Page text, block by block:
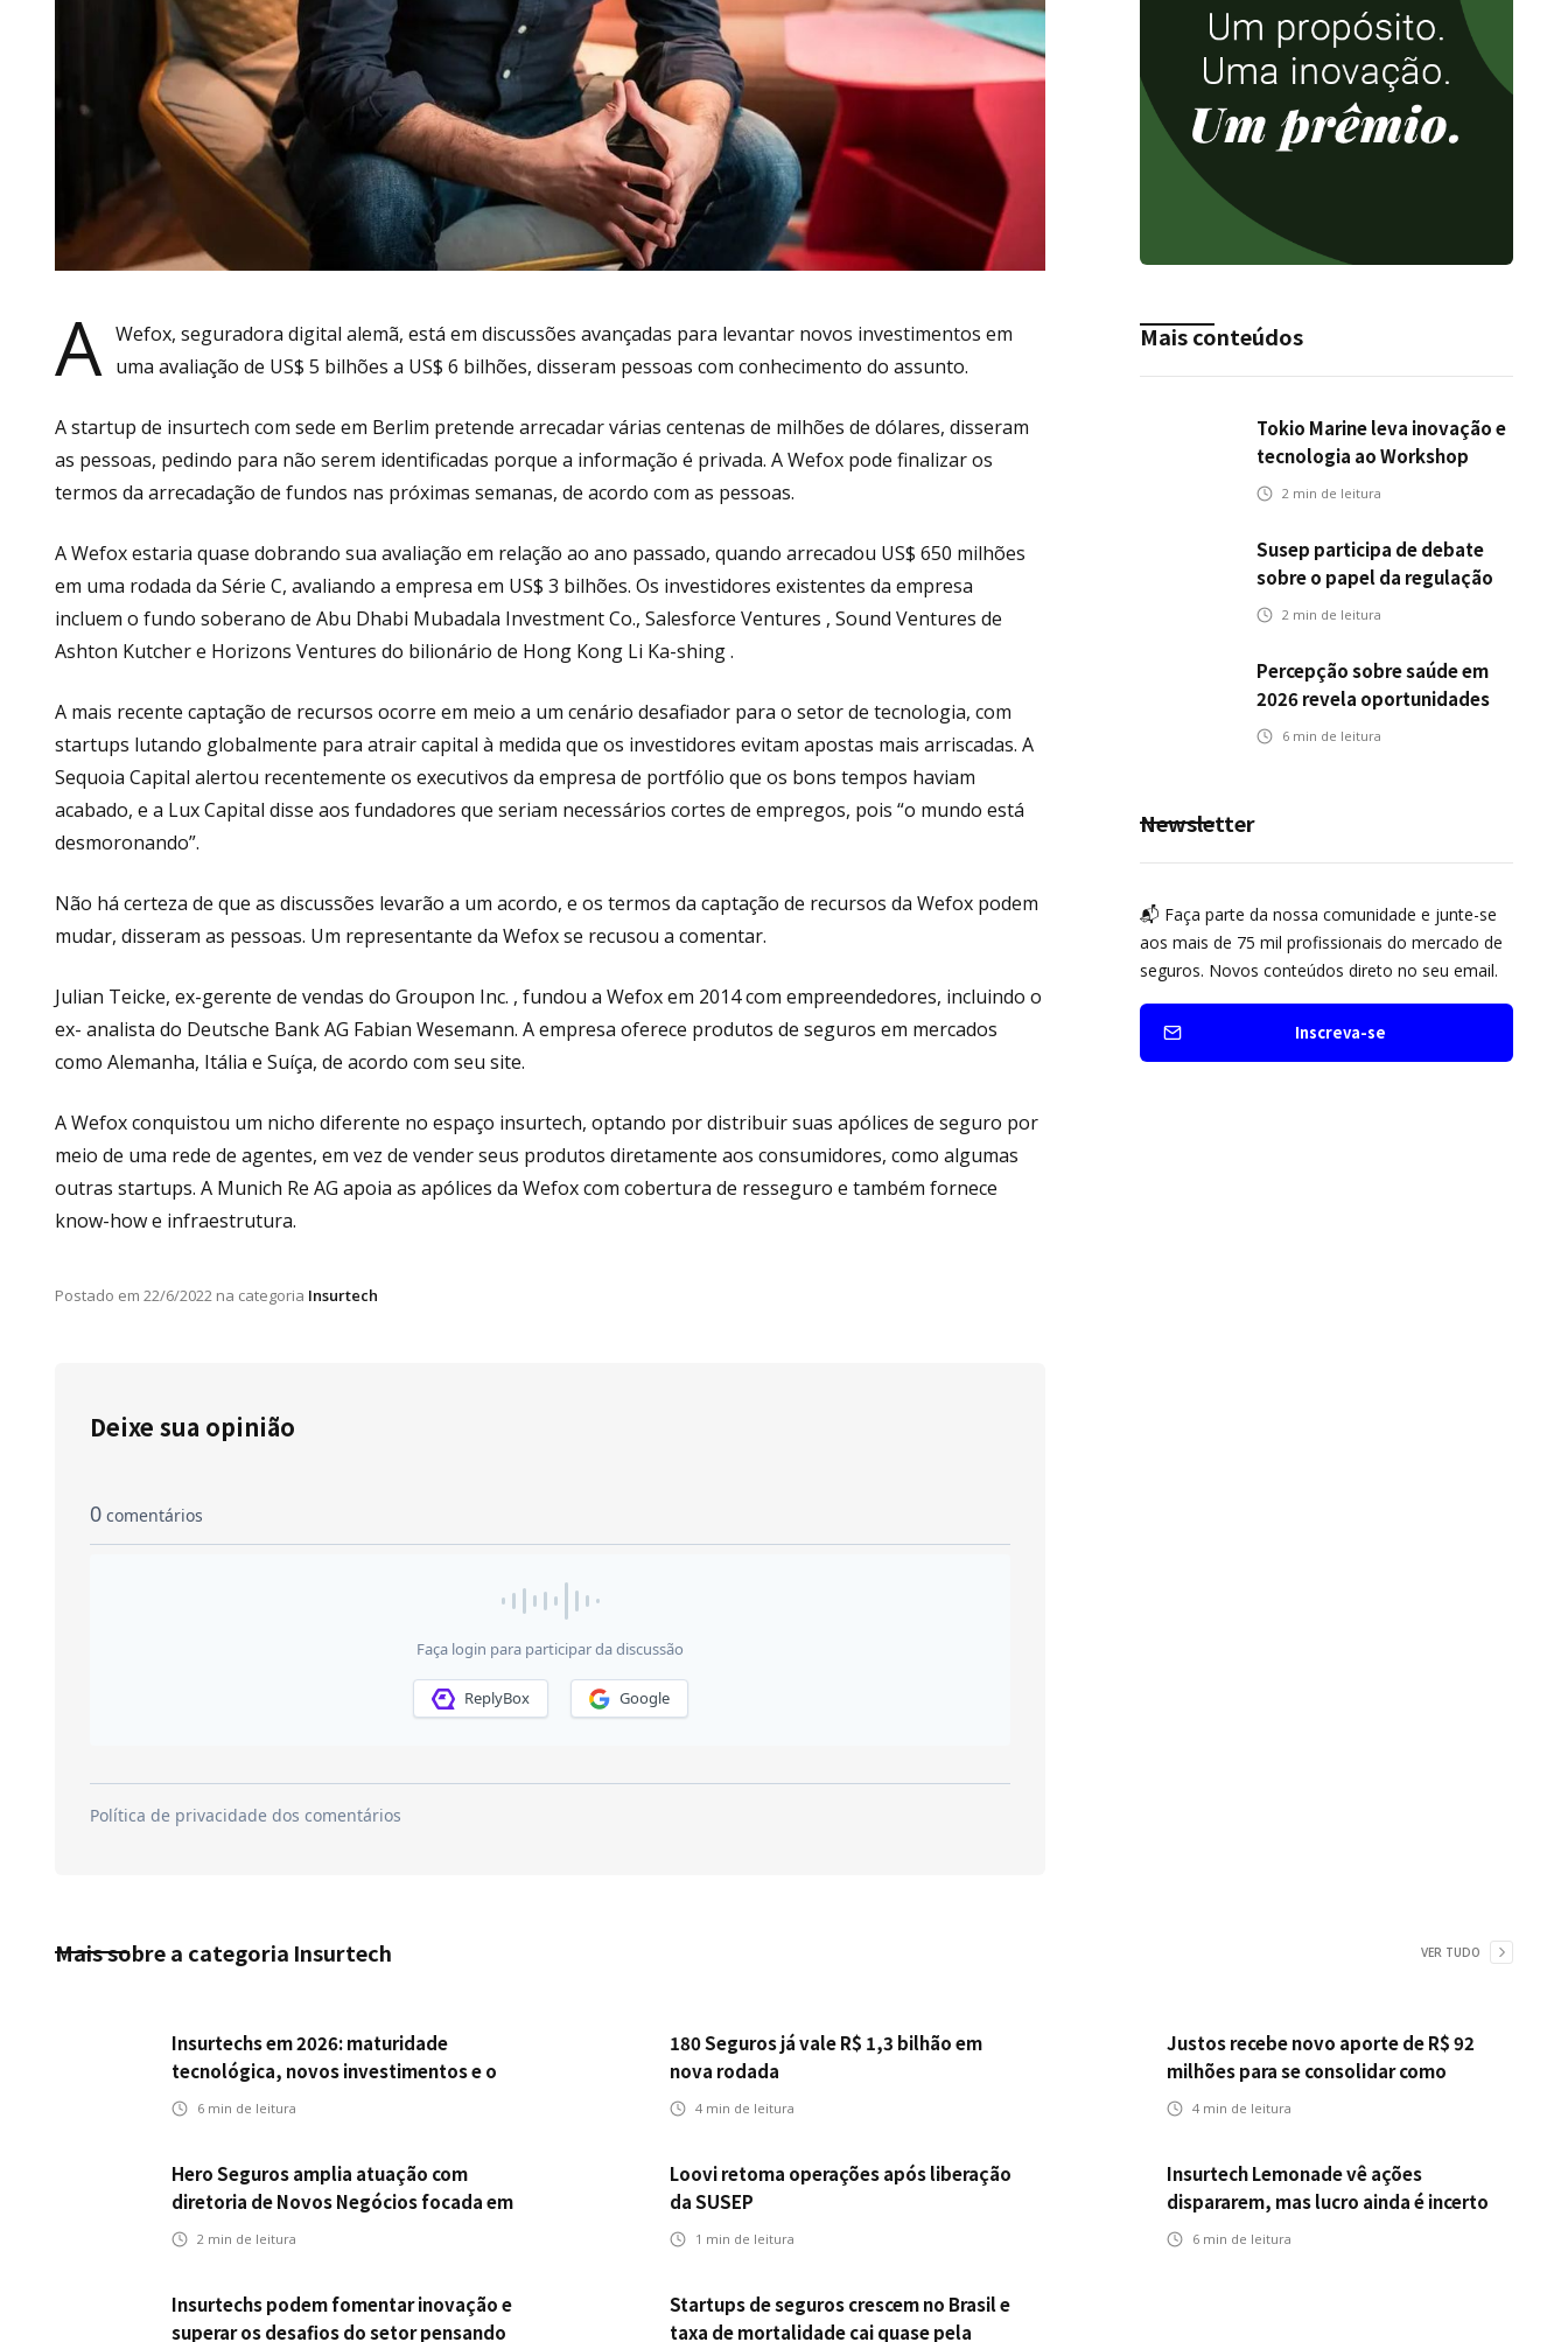
A Wefox, seguradora digital alemã, está em discussões avançadas para levantar novos investimentos em
uma avaliação de US$ 5 bilhões a US$ 6 bilhões, disseram pessoas com conhecimento do assunto.
A startup de insurtech com sede em Berlim pretende arrecadar várias centenas de milhões de dólares, disseram
as pessoas, pedindo para não serem identificadas porque a informação é privada. A Wefox pode finalizar os
termos da arrecadação de fundos nas próximas semanas, de acordo com as pessoas.
A Wefox estaria quase dobrando sua avaliação em relação ao ano passado, quando arrecadou US$ 650 milhões
em uma rodada da Série C, avaliando a empresa em US$ 3 bilhões. Os investidores existentes da empresa
incluem o fundo soberano de Abu Dhabi Mubadala Investment Co., Salesforce Ventures , Sound Ventures de
Ashton Kutcher e Horizons Ventures do bilionário de Hong Kong Li Ka-shing .
A mais recente captação de recursos ocorre em meio a um cenário desafiador para o setor de tecnologia, com
startups lutando globalmente para atrair capital à medida que os investidores evitam apostas mais arriscadas. A
Sequoia Capital alertou recentemente os executivos da empresa de portfólio que os bons tempos haviam
acabado, e a Lux Capital disse aos fundadores que seriam necessários cortes de empregos, pois “o mundo está
desmoronando”.
Não há certeza de que as discussões levarão a um acordo, e os termos da captação de recursos da Wefox podem
mudar, disseram as pessoas. Um representante da Wefox se recusou a comentar.
Julian Teicke, ex-gerente de vendas do Groupon Inc. , fundou a Wefox em 2014 com empreendedores, incluindo o
ex- analista do Deutsche Bank AG Fabian Wesemann. A empresa oferece produtos de seguros em mercados
como Alemanha, Itália e Suíça, de acordo com seu site.
A Wefox conquistou um nicho diferente no espaço insurtech, optando por distribuir suas apólices de seguro por
meio de uma rede de agentes, em vez de vender seus produtos diretamente aos consumidores, como algumas
outras startups. A Munich Re AG apoia as apólices da Wefox com cobertura de resseguro e também fornece
know-how e infraestrutura.
Postado em 22/6/2022 na categoria Insurtech
Deixe sua opinião
Mais conteúdos
Tokio Marine leva inovação e
tecnologia ao Workshop
Integrativo da Poli-USP
2 min de leitura
Susep participa de debate
sobre o papel da regulação
na transição climática
2 min de leitura
Percepção sobre saúde em
2026 revela oportunidades
para o mercado de seguros
6 min de leitura
Newsletter
📬 Faça parte da nossa comunidade e junte-se
aos mais de 75 mil profissionais do mercado de
seguros. Novos conteúdos direto no seu email.
Inscreva-se
Mais sobre a categoria Insurtech VER TUDO
Insurtechs em 2026: maturidade
tecnológica, novos investimentos e o
teste da resiliência
6 min de leitura
180 Seguros já vale R$ 1,3 bilhão em
nova rodada
4min de leitura
Justos recebe novo aporte de R$ 92
milhões para se consolidar como
primeira seguradora baseada em IA
4 min de leitura
Hero Seguros amplia atuação com
diretoria de Novos Negócios focada em
Corretores, Bancos e Seguradoras
2 min de leitura
Loovi retoma operações após liberação
da SUSEP
1 min de leitura
Insurtech Lemonade vê ações
dispararem, mas lucro ainda é incerto
6 min de leitura
Insurtechs podem fomentar inovação e
superar os desafios do setor pensando
Startups de seguros crescem no Brasil e
taxa de mortalidade cai quase pela